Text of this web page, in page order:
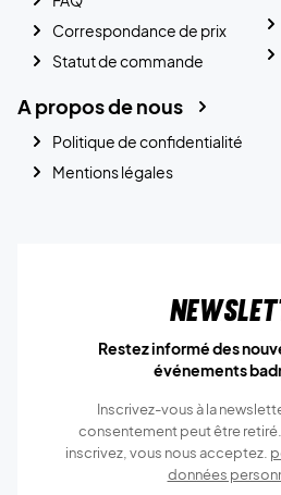
Correspondance de prix
Statut de commande
A propos de nous
Politique de confidentialité
Mentions légales
Restez informé des
événements
Inscrivez-vous à la
consentement peut être
inscrivez, vous nous acceptez.
données